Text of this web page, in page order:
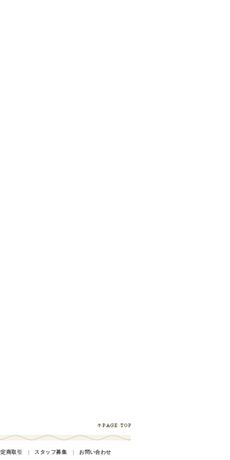
商取引 ｜ スタッフ募集 ｜ お問い合わせ